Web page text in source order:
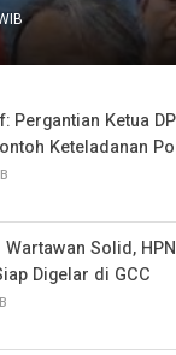
Ketua
Keteladanan
Solid, HPN
Digelar di GCC